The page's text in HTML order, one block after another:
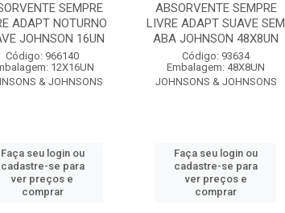
SEMPRE
ADAPT NOTURNO
JOHNSON 16UN
Código: 966140
12X16UN
& JOHNSONS
Faça seu login ou
cadastre-se para
ver preços e
comprar
ABSORVENTE SEMPRE
LIVRE ADAPT SUAVE SEM
ABA JOHNSON 48X8UN
Código: 93634
Embalagem: 48X8UN
JOHNSONS & JOHNSONS
Faça seu login ou
cadastre-se para
ver preços e
comprar